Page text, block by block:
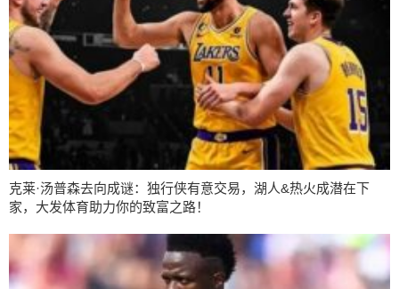
克莱·汤普森去向成谜：独行侠有意交易，湖人&热火成潜在下
家，大发体育助力你的致富之路！